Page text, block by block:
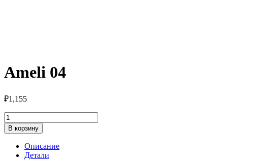
Ameli 04
₽1,155
Количество
товара
Ameli
В корзину
Описание
Детали